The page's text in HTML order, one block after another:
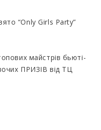
“Only Girls Party”
майстрів бьюті-
ПРИЗІВ від ТЦ